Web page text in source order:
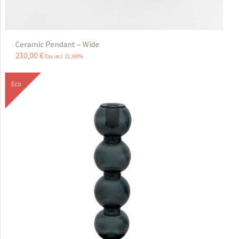
Ceramic Pendant – Wide
210,00 € Tax incl 21,00%
Eco